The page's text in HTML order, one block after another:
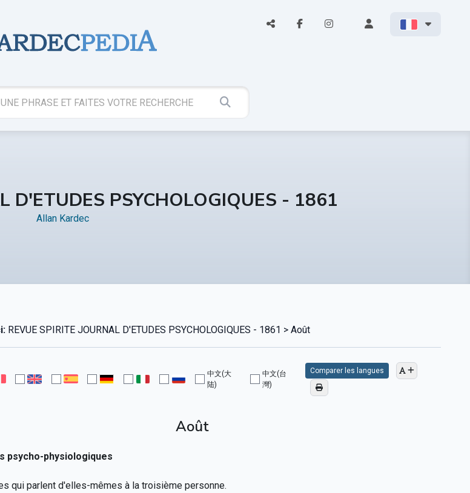
D'ETUDES PSYCHOLOGIQUES - 1861
Allan Kardec
REVUE SPIRITE JOURNAL D'ETUDES PSYCHOLOGIQUES - 1861 > Août
中文(大
陆)
中文(台
灣)
Comparer les langues
Août
psycho-physiologiques
qui parlent d'elles-mêmes à la troisième personne.